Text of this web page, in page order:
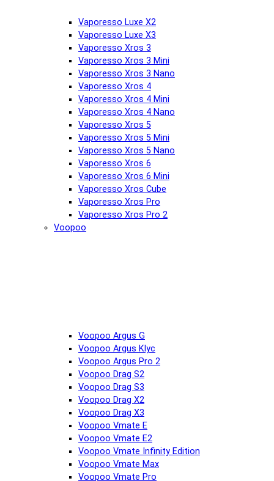
Vaporesso Luxe X2
Vaporesso Luxe X3
Vaporesso Xros 3
Vaporesso Xros 3 Mini
Vaporesso Xros 3 Nano
Vaporesso Xros 4
Vaporesso Xros 4 Mini
Vaporesso Xros 4 Nano
Vaporesso Xros 5
Vaporesso Xros 5 Mini
Vaporesso Xros 5 Nano
Vaporesso Xros 6
Vaporesso Xros 6 Mini
Vaporesso Xros Cube
Vaporesso Xros Pro
Vaporesso Xros Pro 2
Voopoo
Voopoo Argus G
Voopoo Argus Klyc
Voopoo Argus Pro 2
Voopoo Drag S2
Voopoo Drag S3
Voopoo Drag X2
Voopoo Drag X3
Voopoo Vmate E
Voopoo Vmate E2
Voopoo Vmate Infinity Edition
Voopoo Vmate Max
Voopoo Vmate Pro